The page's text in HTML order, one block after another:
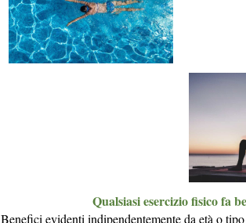
Qualsiasi esercizio fisico fa
Benefici evidenti indipendentemente da età o